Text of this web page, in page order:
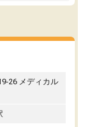
その結果成績も上がり、
たのを覚えています。
塾だと思います。
26 メディカル